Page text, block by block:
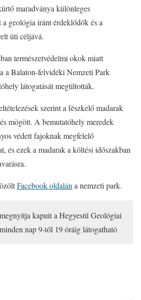
maradványa különleges
geológia iránt érdeklődők és a
úti céljává.
természetvédelmi okok miatt
a Balaton-felvidéki Nemzeti Park
látogatását megtiltották.
szerint a fészkelő madarak
mögött. A bemutatóhely meredek
védett fajoknak megfelelő
és ezek a madarak a költési időszakban
Facebook oldalán a nemzeti park.
kapuit a Hegyestű Geológiai
nap 9-től 19 óráig látogatható